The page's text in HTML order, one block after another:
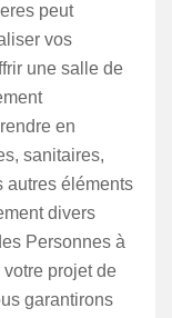
peut
vos
une salle de
en
sanitaires,
autres éléments
divers
Personnes à
projet de
garantirons